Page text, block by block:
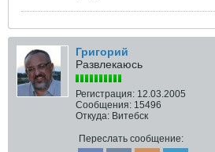
Григорий
Развлекаюсь
Регистрация: 12.03.2005
Сообщения: 15496
Откуда: Витебск
Переслать сообщение: